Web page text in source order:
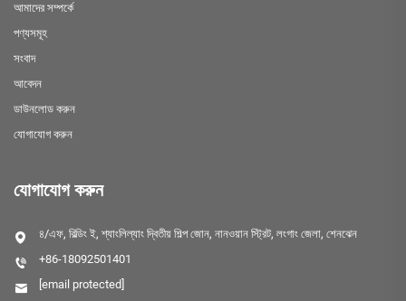
আমাদের সম্পর্কে
পণ্যসমূহ
সংবাদ
আবেদন
ডাউনলোড করুন
যোগাযোগ করুন
যোগাযোগ করুন
৪/এফ, বিল্ডিং ই, শ্যাংলিল্যাং দ্বিতীয় শিল্প জোন, নানওয়ান স্ট্রিট, লংগাং জেলা, শেনঝেন
+86-18092501401
[email protected]